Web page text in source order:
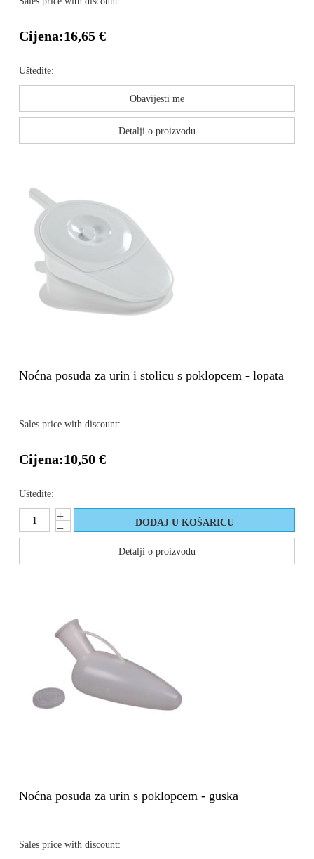
Cijena:16,65 €
Uštedite:
Obavijesti me
Detalji o proizvodu
Noćna posuda za urin i stolicu s poklopcem - lopata
Sales price with discount:
Cijena:10,50 €
Uštedite:
Detalji o proizvodu
Noćna posuda za urin s poklopcem - guska
Sales price with discount: